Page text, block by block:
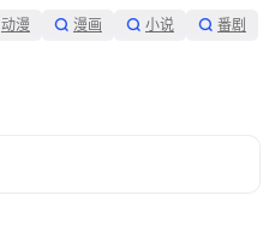
动漫 漫画 小说 番剧